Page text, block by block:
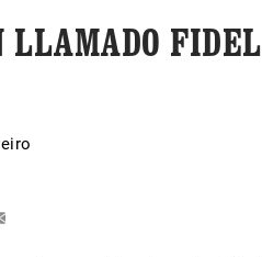
LLAMADO FIDEL